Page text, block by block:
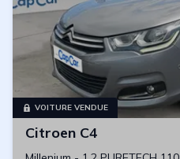
VOITURE VENDUE
Citroen C4